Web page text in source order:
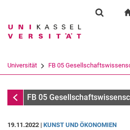
Suchbegriff
Suchen
Universität FB 05
Infothek
FB 05
19.11.2022 | KUNST UND ÖKONOMIEN